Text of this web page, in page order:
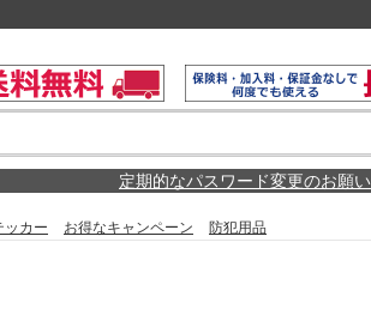
定期的なパスワード変更のお願い
ッカー お得なキャンペーン 防犯用品